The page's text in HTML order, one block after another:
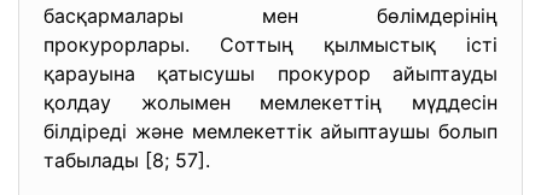
басқармалары мен бөлімдерінің
прокурорлары. Соттың қылмыстық істі
қарауына қатысушы прокурор айыптауды
қолдау жолымен мемлекеттің мүддесін
білдіреді және мемлекеттік айыптаушы болып
табылады [8; 57].